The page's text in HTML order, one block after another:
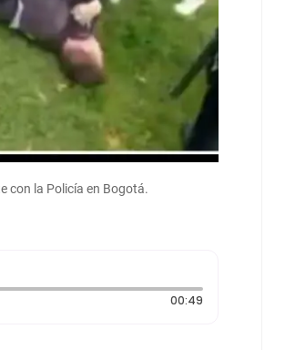
con la Policía en Bogotá.
00:49Duración: 49